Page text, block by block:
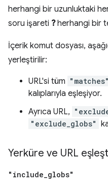
herhangi bir uzunluktaki
soru işareti ?herhangi bir
İçerik komut dosyası,
yerleştirilir:
URL'si tüm "matches"
kalıplarıyla eşleşiyor.
Ayrıca URL,
"exclude_globs"
Yerküre ve URL
"include_globs"